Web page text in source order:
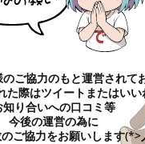
ご協力のもと運営されて
た際はツイートまたはいい
知り合いへの口コミ等
今後の運営の為に
ご協力をお願いします(*>